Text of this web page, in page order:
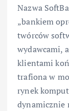
Nazwa
„bankiem
twórców
wydawcami,
klientami
trafiona w
rynek
dynamicznie